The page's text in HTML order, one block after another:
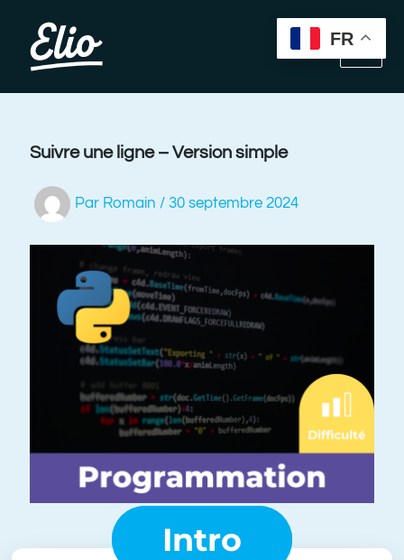
contenu
Suivre une ligne – Version simple
Par Romain /30 septembre 2024
Intro
FR